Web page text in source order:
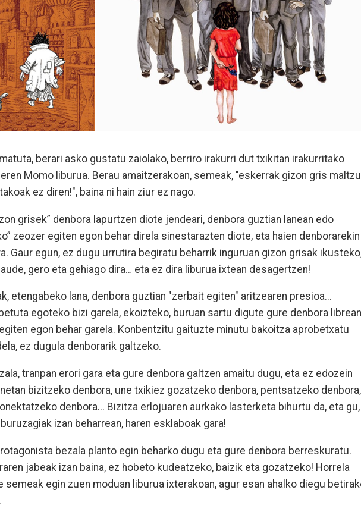
berari asko gustatu zaiolako, berriro irakurri dut txikitan irakurritako
Momo liburua. Berau amaitzerakoan, semeak, "eskerrak gizon gris
ez diren!", baina ni hain ziur ez nago.
grisek” denbora lapurtzen diote jendeari, denbora guztian lanean edo
zeozer egiten egon behar direla sinestarazten diote, eta haien denborarekin
Gaur egun, ez dugu urrutira begiratu beharrik inguruan gizon grisak
gero eta gehiago dira… eta ez dira liburua ixtean desagertzen!
etengabeko lana, denbora guztian "zerbait egiten" aritzearen presioa...
egoteko bizi garela, ekoizteko, buruan sartu digute gure denbora librean
egon behar garela. Konbentzitu gaituzte minutu bakoitza aprobetxatu
ez dugula denborarik galtzeko.
tranpan erori gara eta gure denbora galtzen amaitu dugu, eta ez edozein
bizitzeko denbora, une txikiez gozatzeko denbora, pentsatzeko denbora,
denbora... Bizitza erlojuaren aurkako lasterketa bihurtu da, eta gu,
izan beharrean, haren esklaboak gara!
bezala planto egin beharko dugu eta gure denbora berreskuratu.
jabeak izan baina, ez hobeto kudeatzeko, baizik eta gozatzeko! Horrela
semeak egin zuen moduan liburua ixterakoan, agur esan ahalko diegu